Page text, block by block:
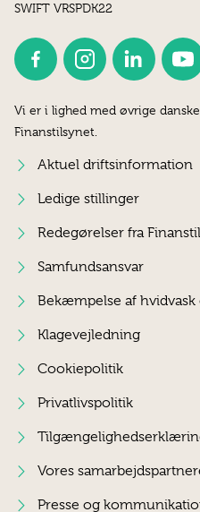
SWIFT VRSPDK22
Vi er i lighed med øvrige
Finanstilsynet.
Aktuel driftsinformation
Ledige stillinger
Redegørelser fra
Samfundsansvar
Bekæmpelse af
Klagevejledning
Cookiepolitik
Privatlivspolitik
Vores
Presse og